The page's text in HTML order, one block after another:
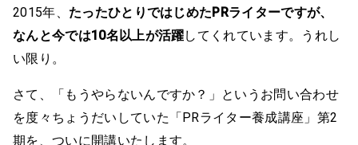
2015年、 たったひとりではじめたPRライターですが、
なんと今では10名以上が活躍してくれています。うれし
い限り。
さて、「もうやらないんですか？」というお問い合わせ
を度々ちょうだいしていた「PRライター養成講座」第2
期を、ついに開講いたします。